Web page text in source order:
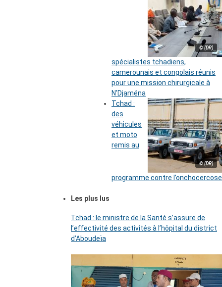
© (DR)
spécialistes tchadiens,
camerounais et congolais réunis
pour une mission chirurgicale à
N’Djaména
© (DR)
Tchad :
des
véhicules
et moto
remis au
programme contre l’onchocercose
Les plus lus
Tchad : le ministre de la Santé s’assure de
l’effectivité des activités à l’hôpital du district
d’Aboudeïa